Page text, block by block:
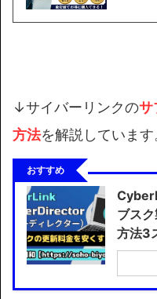
↓サイバーリンクのサ
方法を解説しています
おすすめ
ブス
方法3